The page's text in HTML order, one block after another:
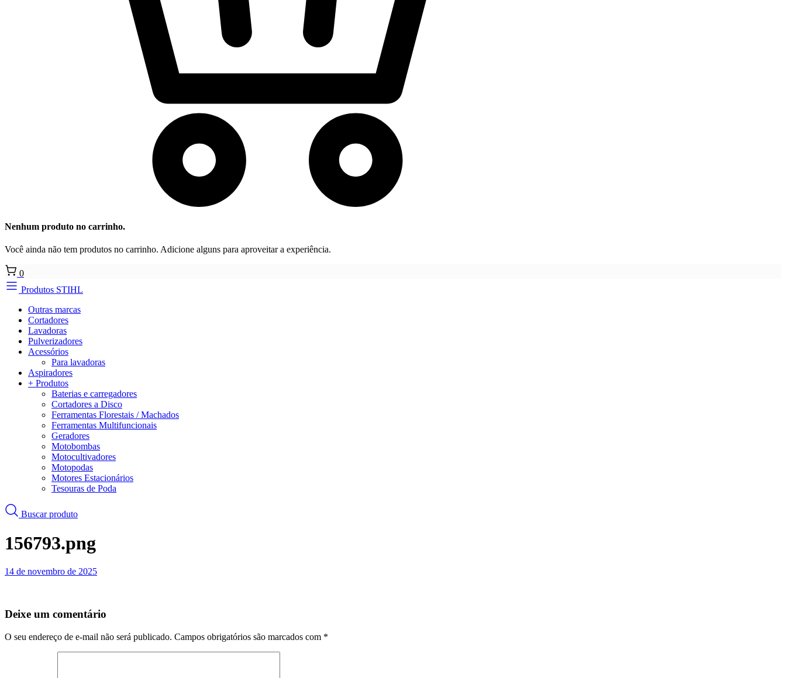
Nenhum produto no carrinho.
Você ainda não tem produtos no carrinho. Adicione alguns para aproveitar a experiência.
0
Produtos STIHL
Outras marcas
Cortadores
Lavadoras
Pulverizadores
Acessórios
Para lavadoras
Aspiradores
+ Produtos
Baterias e carregadores
Cortadores a Disco
Ferramentas Florestais / Machados
Ferramentas Multifuncionais
Geradores
Motobombas
Motocultivadores
Motopodas
Motores Estacionários
Tesouras de Poda
Buscar produto
156793.png
14 de novembro de 2025
Deixe um comentário
O seu endereço de e-mail não será publicado. Campos obrigatórios são marcados com *